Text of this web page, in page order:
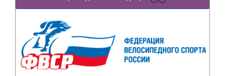
Previous